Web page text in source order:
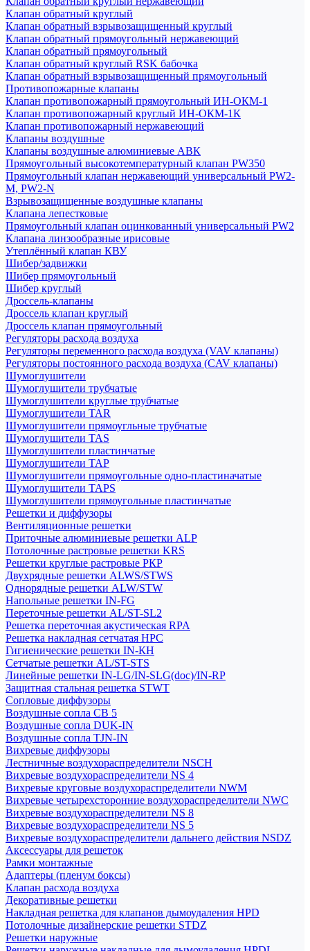
Клапан обратный круглый
Клапан обратный взрывозащищенный круглый
Клапан обратный прямоугольный нержавеющий
Клапан обратный прямоугольный
Клапан обратный круглый RSK бабочка
Клапан обратный взрывозащищенный прямоугольный
Противопожарные клапаны
Клапан противопожарный прямоугольный ИН-ОКМ-1
Клапан противопожарный круглый ИН-ОКМ-1К
Клапан противопожарный нержавеющий
Клапаны воздушные
Клапаны воздушные алюминиевые АВК
Прямоугольный высокотемпературный клапан PW350
Прямоугольный клапан нержавеющий универсальный PW2-
M, PW2-N
Взрывозащищенные воздушные клапаны
Клапана лепестковые
Прямоугольный клапан оцинкованный универсальный PW2
Клапана линзообразные ирисовые
Утеплённый клапан КВУ
Шибер/задвижки
Шибер прямоугольный
Шибер круглый
Дроссель-клапаны
Дроссель клапан круглый
Дроссель клапан прямоугольный
Регуляторы расхода воздуха
Регуляторы переменного расхода воздуха (VAV клапаны)
Регуляторы постоянного расхода воздуха (CAV клапаны)
Шумоглушители
Шумоглушители трубчатые
Шумоглушители круглые трубчатые
Шумоглушители TAR
Шумоглушители прямоугльные трубчатые
Шумоглушители TAS
Шумоглушители пластинчатые
Шумоглушители TAP
Шумоглушители прямоугольные одно-пластиначатые
Шумоглушители TAPS
Шумоглушители прямоугольные пластинчатые
Решетки и диффузоры
Вентиляционные решетки
Приточные алюминиевые решетки ALP
Потолочные растровые решетки KRS
Решетки круглые растровые РКР
Двухрядные решетки ALWS/STWS
Однорядные решетки ALW/STW
Напольные решетки IN-FG
Переточные решетки AL/ST-SL2
Решетка переточная акустическая RPA
Решетка накладная сетчатая НРС
Гигиенические решетки IN-КН
Сетчатые решетки AL/ST-STS
Линейные решетки IN-LG/IN-SLG(doc)/IN-RP
Защитная стальная решетка STWT
Сопловые диффузоры
Воздушные сопла СВ 5
Воздушные сопла DUK-IN
Воздушные сопла TJN-IN
Вихревые диффузоры
Лестничные воздухораспределители NSCH
Вихревые воздухораспределители NS 4
Вихревые круговые воздухораспределители NWM
Вихревые четырехсторонние воздухораспределители NWC
Вихревые воздухораспределители NS 8
Вихревые воздухораспределители NS 5
Вихревые воздухораспределители дальнего действия NSDZ
Аксессуары для решеток
Рамки монтажные
Адаптеры (пленум боксы)
Клапан расхода воздуха
Декоративные решетки
Накладная решетка для клапанов дымоудаления HPD
Потолочные дизайнерские решетки STDZ
Решетки наружные